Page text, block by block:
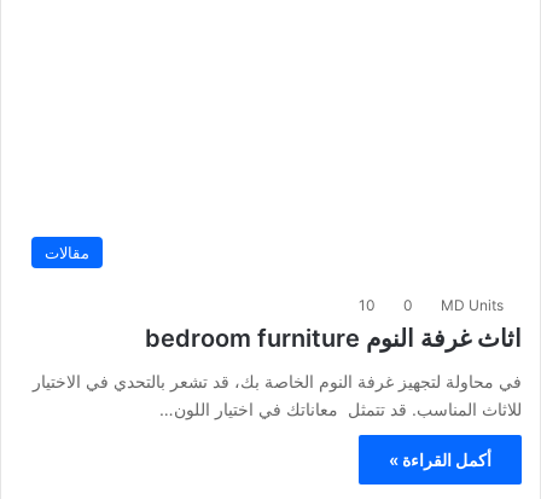
مقالات
MD Units
0
10
اثاث غرفة النوم bedroom furniture
في محاولة لتجهيز غرفة النوم الخاصة بك، قد تشعر بالتحدي في الاختيار
للاثاث المناسب. قد تتمثل معاناتك في اختيار اللون…
أكمل القراءة »